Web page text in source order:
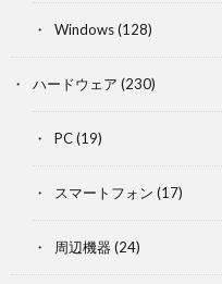
Windows(128)
ハードウェア (230)
PC(19)
スマートフォン (17)
周辺機器 (24)